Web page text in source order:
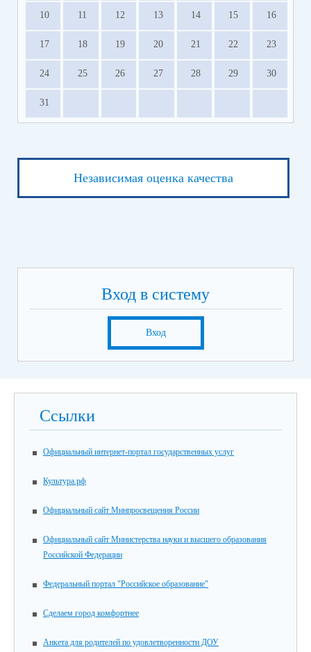
10 11 12 13 14 15 16
17 18 19 20 21 22 23
24 25 26 27 28 29 30
31
Независимая оценка качества
Вход в систему
Вход
Ссылки
Официальный интернет-портал государственных услуг
Культура.рф
Официальный сайт Минпросвещения России
Официальный сайт Министерства науки и высшего образования
Российской Федерации
Федеральный портал "Российское образование"
Сделаем город комфортнее
Анкета для родителей по удовлетворенности ДОУ